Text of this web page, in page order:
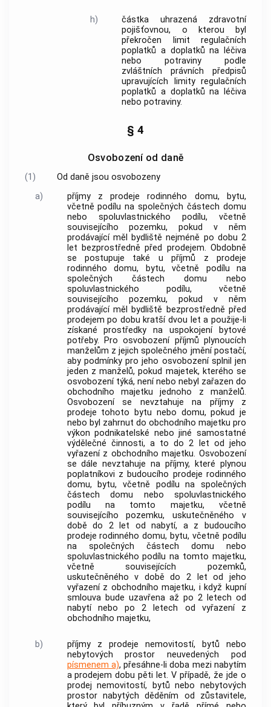
h)
částka uhrazená zdravotní
pojišťovnou, o kterou byl
překročen limit regulačních
poplatků a doplatků na léčiva
nebo potraviny podle
zvláštních právních předpisů
upravujících limity regulačních
poplatků a doplatků na léčiva
nebo potraviny.
§ 4
Osvobození od daně
(1)
Od daně jsou osvobozeny
a)
příjmy z prodeje rodinného domu, bytu,
včetně podílu na společných částech domu
nebo spoluvlastnického podílu, včetně
souvisejícího pozemku, pokud v něm
prodávající měl bydliště nejméně po dobu 2
let bezprostředně před prodejem. Obdobně
se postupuje také u příjmů z prodeje
rodinného domu, bytu, včetně podílu na
společných částech domu nebo
spoluvlastnického podílu, včetně
souvisejícího pozemku, pokud v něm
prodávající měl bydliště bezprostředně před
prodejem po dobu kratší dvou let a použije-li
získané prostředky na uspokojení bytové
potřeby. Pro osvobození příjmů plynoucích
manželům z jejich společného jmění postačí,
aby podmínky pro jeho osvobození splnil jen
jeden z manželů, pokud majetek, kterého se
osvobození týká, není nebo nebyl zařazen do
obchodního majetku jednoho z manželů.
Osvobození se nevztahuje na příjmy z
prodeje tohoto bytu nebo domu, pokud je
nebo byl zahrnut do obchodního majetku pro
výkon podnikatelské nebo jiné samostatné
výdělečné činnosti, a to do 2 let od jeho
vyřazení z obchodního majetku. Osvobození
se dále nevztahuje na příjmy, které plynou
poplatníkovi z budoucího prodeje rodinného
domu, bytu, včetně podílu na společných
částech domu nebo spoluvlastnického
podílu na tomto majetku, včetně
souvisejícího pozemku, uskutečněného v
době do 2 let od nabytí, a z budoucího
prodeje rodinného domu, bytu, včetně podílu
na společných částech domu nebo
spoluvlastnického podílu na tomto majetku,
včetně souvisejících pozemků,
uskutečněného v době do 2 let od jeho
vyřazení z obchodního majetku, i když kupní
smlouva bude uzavřena až po 2 letech od
nabytí nebo po 2 letech od vyřazení z
obchodního majetku,
b) příjmy z prodeje nemovitostí, bytů nebo
nebytových prostor neuvedených pod
písmenem a), přesáhne-li doba mezi nabytím
a prodejem dobu pěti let. V případě, že jde o
prodejnemovitostí, bytů nebo nebytových
prostor nabytých děděním od zůstavitele,